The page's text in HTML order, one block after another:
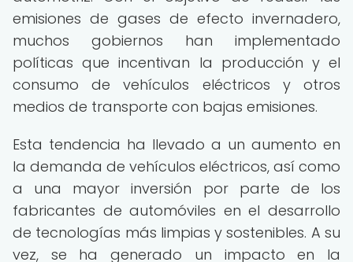
emisiones de gases de efecto invernadero,
muchos gobiernos han implementado
políticas que incentivan la producción y el
consumo de vehículos eléctricos y otros
medios de transporte con bajas emisiones.
Esta tendencia ha llevado a un aumento en
la demanda de vehículos eléctricos, así como
a una mayor inversión por parte de los
fabricantes de automóviles en el desarrollo
de tecnologías más limpias y sostenibles. A su
vez, se ha generado un impacto en la